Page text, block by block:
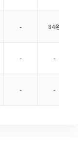
- 84名
- -
- -